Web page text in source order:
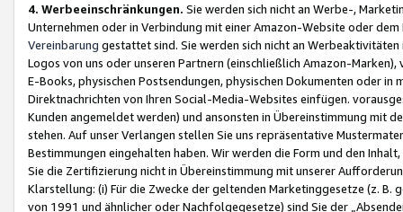
4. Werbeeinschränkungen. Sie werden sich nicht an Werbe-,
Unternehmen oder in Verbindung mit einer Amazon-Website oder
Vereinbarung gestattet sind. Sie werden sich nicht an
Logos von uns oder unseren Partnern (einschließlich Amazon-
E-Books, physischen Postsendungen, physischen Dokumenten oder in
Direktnachrichten von Ihren Social-Media-Websites einfügen.
Kunden angemeldet werden) und ansonsten in Übereinstimmung mit
stehen. Auf unser Verlangen stellen Sie uns repräsentative
Bestimmungen eingehalten haben. Wir werden die Form und den
Sie die Zertifizierung nicht in Übereinstimmung mit unserer
Klarstellung: (i) Für die Zwecke der geltenden Marketinggesetze (z. B.
von 1991 und ähnlicher oder Nachfolgegesetze) sind Sie der